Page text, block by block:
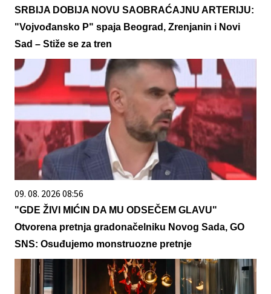
SRBIJA DOBIJA NOVU SAOBRAĆAJNU ARTERIJU:
"Vojvođansko P" spaja Beograd, Zrenjanin i Novi
Sad – Stiže se za tren
09. 08. 2026 08:56
"GDE ŽIVI MIĆIN DA MU ODSEČEM GLAVU"
Otvorena pretnja gradonačelniku Novog Sada, GO
SNS: Osuđujemo monstruozne pretnje